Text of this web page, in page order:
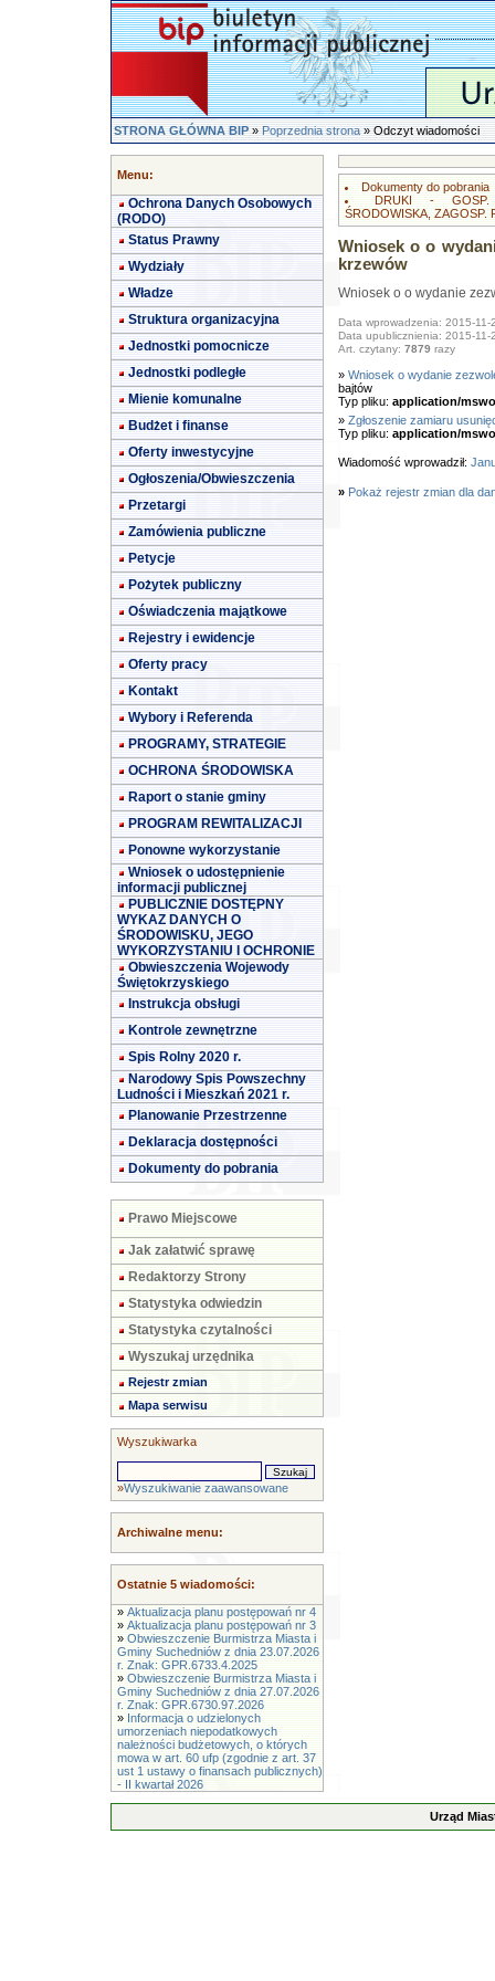
STRONA GŁÓWNA BIP»Poprzednia strona» Odczyt wiadomości
Menu:
Ochrona Danych Osobowych
(RODO)
Status Prawny
Wydziały
Władze
Struktura organizacyjna
Jednostki pomocnicze
Jednostki podległe
Mienie komunalne
Budżet i finanse
Oferty inwestycyjne
Ogłoszenia/Obwieszczenia
Przetargi
Zamówienia publiczne
Petycje
Pożytek publiczny
Oświadczenia majątkowe
Rejestry i ewidencje
Oferty pracy
Kontakt
Wybory i Referenda
PROGRAMY, STRATEGIE
OCHRONA ŚRODOWISKA
Raport o stanie gminy
PROGRAM REWITALIZACJI
Ponowne wykorzystanie
Wniosek o udostępnienie
informacji publicznej
PUBLICZNIE DOSTĘPNY
WYKAZ DANYCH O
ŚRODOWISKU, JEGO
WYKORZYSTANIU I OCHRONIE
Obwieszczenia Wojewody
Świętokrzyskiego
Instrukcja obsługi
Kontrole zewnętrzne
Spis Rolny 2020 r.
Narodowy Spis Powszechny
Ludności i Mieszkań 2021 r.
Planowanie Przestrzenne
Deklaracja dostępności
Dokumenty do pobrania
Prawo Miejscowe
Jak załatwić sprawę
Redaktorzy Strony
Statystyka odwiedzin
Statystyka czytalności
Wyszukaj urzędnika
Rejestr zmian
Mapa serwisu
Wyszukiwarka
»Wyszukiwanie zaawansowane
Archiwalne menu:
Ostatnie 5 wiadomości:
» Aktualizacja planu postępowań nr 4
» Aktualizacja planu postępowań nr 3
» Obwieszczenie Burmistrza Miasta i
Gminy Suchedniów z dnia 23.07.2026
r. Znak: GPR.6733.4.2025
» Obwieszczenie Burmistrza Miasta i
Gminy Suchedniów z dnia 27.07.2026
r. Znak: GPR.6730.97.2026
» Informacja o udzielonych
umorzeniach niepodatkowych
należności budżetowych, o których
mowa w art. 60 ufp (zgodnie z art. 37
ust 1 ustawy o finansach publicznych)
- II kwartał 2026
Dokumenty do pobrania
DRUKI - GOSP.
ŚRODOWISKA, ZAGOSP.
Wniosek o o
krzewów
Wniosek o o wydanie
Data wprowadzenia: 2015-11-
Data upublicznienia: 2015-11-
Art. czytany: 7879 razy
» Wniosek o wydanie
bajtów
Typ pliku: application/
» Zgłoszenie zamiaru
Typ pliku: application/
Wiadomość wprowadził:
» Pokaż rejestr zmian dla
Urząd